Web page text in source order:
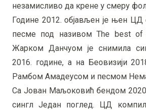
незамисливо да крене у смеру
Године 2012. објављен је њен ЦД
песме под називом The best
Жарком Данчуом је снимила
2016. године, а на Беовизији
Рамбом Амадеусом и песмом
Са Јован Маљоковић бендом 2020.
сингл Један поглед. ЦД